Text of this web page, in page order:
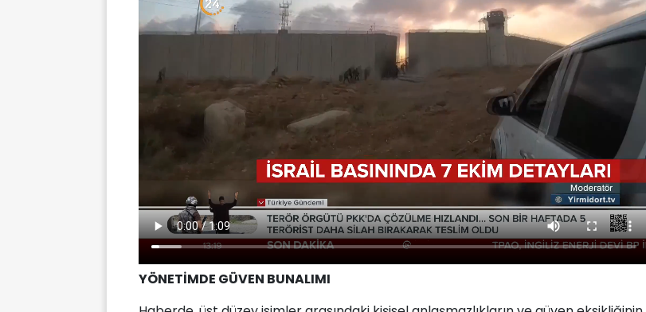
YÖNETİMDE GÜVEN BUNALIMI